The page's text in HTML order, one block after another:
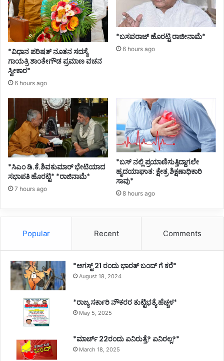
*ವಿಧಾನ ಪರಿಷತ್ ನೂತನ ಸದಸ್ಯೆ
ಗಾಯತ್ರಿ ಶಾಂತೇಗೌಡ ಪ್ರಮಾಣ ವಚನ
ಸ್ವೀಕಾರ*
6 hours ago
*ಬಸವರಾಜ್ ಹೊರಟ್ಟಿ ರಾಜೀನಾಮೆ*
6 hours ago
*ಸಿಎಂ ಡಿ.ಕೆ.ಶಿವಕುಮಾರ್ ಭೇಟಿಯಾದ
ಸಭಾಪತಿ ಹೊರಟ್ಟಿ* *ರಾಜಿನಾಮೆ*
7 hours ago
*ಬಸ್ ನಲ್ಲಿ ಪ್ರಯಾಣಿಸುತ್ತಿದ್ದಾಗಲೇ
ಹೃದಯಾಘಾತ: ಕ್ಷೇತ್ರ ಶಿಕ್ಷಣಾಧಿಕಾರಿ
ಸಾವು*
8 hours ago
Popular Recent Comments
*ಆಗಸ್ಟ್ 21 ರಂದು ಭಾರತ್‌ ಬಂದ್‌ ಗೆ ಕರೆ*
August 18, 2024
*ರಾಜ್ಯ ಸರ್ಕಾರಿ ನೌಕರರ ತುಟ್ಟಿಭತ್ಯೆ ಹೆಚ್ಚಳ*
May 5, 2025
*ಮಾರ್ಚ್ 22ರಂದು ಏನಿರುತ್ತೆ? ಏನಿರಲ್ಲ?*
March 18, 2025